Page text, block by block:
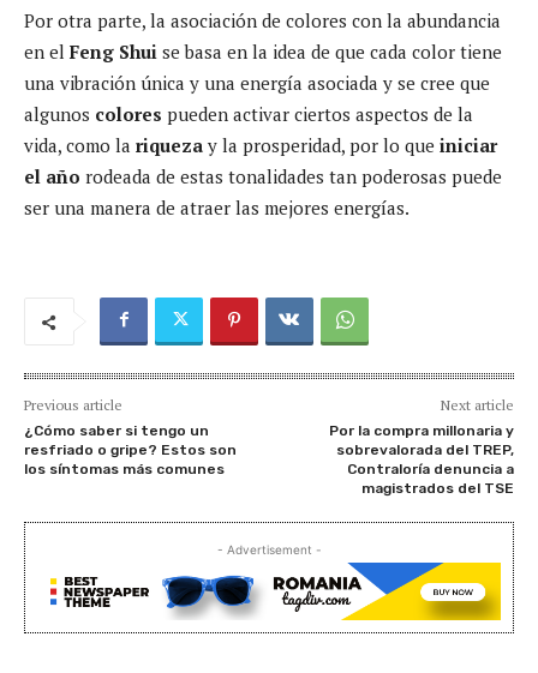
Por otra parte, la asociación de colores con la abundancia
en el Feng Shui se basa en la idea de que cada color tiene
una vibración única y una energía asociada y se cree que
algunos colores pueden activar ciertos aspectos de la
vida, como la riqueza y la prosperidad, por lo que iniciar
el año rodeada de estas tonalidades tan poderosas puede
ser una manera de atraer las mejores energías.
Previous article
¿Cómo saber si tengo un
resfriado o gripe? Estos son
los síntomas más comunes
Next article
Por la compra millonaria y
sobrevalorada del TREP,
Contraloría denuncia a
magistrados del TSE
- Advertisement -